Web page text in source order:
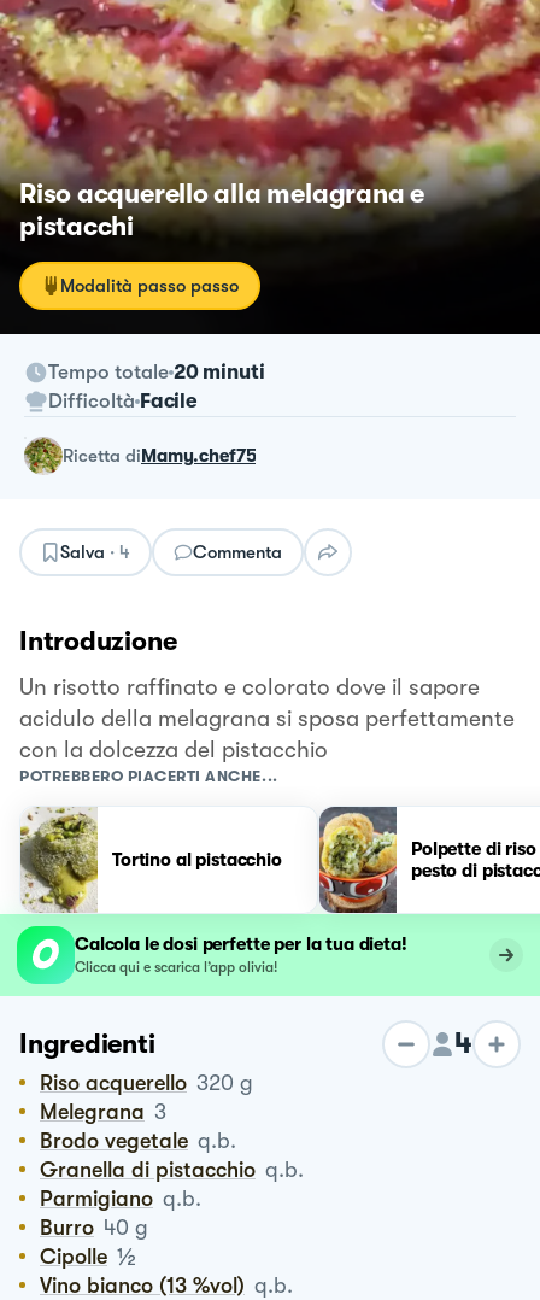
Riso acquerello alla melagrana e
pistacchi
Modalità passo passo
Tempo totale 20 minuti
Difficoltà Facile
ricetta diMamy.chef75
Salva · 4 Commenta
Introduzione
Un risotto raffinato e colorato dove il sapore
acidulo della melagrana si sposa perfettamente
con la dolcezza del pistacchio
POTREBBERO PIACERTI ANCHE...
Tortino al pistacchio
Polpette di riso
pesto di
Calcola le dosi perfette per la tua dieta!
Clicca qui e scarica l’app olivia!
Ingredienti 4
Riso acquerello 320 g
Melegrana 3
Brodo vegetale q.b.
Granella di pistacchio q.b.
Parmigiano q.b.
Burro 40 g
Cipolle ½
Vino bianco (13 %vol) q.b.